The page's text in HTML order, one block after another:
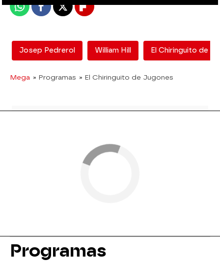
WhatsappFacebook
X Flipboard
Josep Pedrerol William Hill El Chiringuito de
Mega » Programas » El Chiringuito de Jugones
Programas